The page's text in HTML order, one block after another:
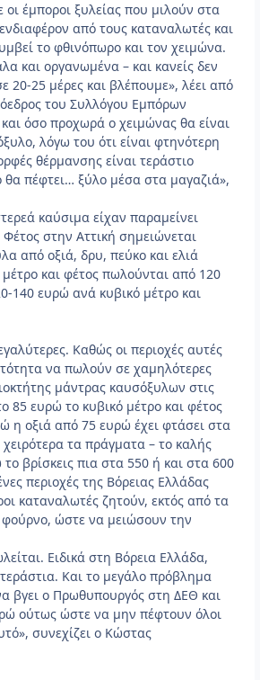
έμποροι ξυλείας που μιλούν στα
από τους καταναλωτές και
το φθινόπωρο και τον χειμώνα.
και οργανωμένα – και κανείς δεν
20-25 μέρες και βλέπουμε», λέει από
του Συλλόγου Εμπόρων
όσο προχωρά ο χειμώνας θα είναι
λόγω του ότι είναι φτηνότερη
θέρμανσης είναι τεράστιο
πέφτει… ξύλο μέσα στα μαγαζιά»,
καύσιμα είχαν παραμείνει
στην Αττική σημειώνεται
από οξιά, δρυ, πεύκο και ελιά
και φέτος πωλούνται από 120
140 ευρώ ανά κυβικό μέτρο και
Καθώς οι περιοχές αυτές
να πωλούν σε χαμηλότερες
μάντρας καυσόξυλων στις
85 ευρώ το κυβικό μέτρο και φέτος
η οξιά από 75 ευρώ έχει φτάσει στα
τα πράγματα – το καλής
βρίσκεις πια στα 550 ή και στα 600
περιοχές της Βόρειας Ελλάδας
καταναλωτές ζητούν, εκτός από τα
φούρνο, ώστε να μειώσουν την
Ειδικά στη Βόρεια Ελλάδα,
Και το μεγάλο πρόβλημα
βγει ο Πρωθυπουργός στη ΔΕΘ και
ούτως ώστε να μην πέφτουν όλοι
συνεχίζει ο Κώστας